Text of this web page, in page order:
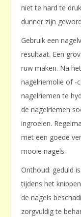
niet te hard te
dunner zijn
Gebruik een
resultaat. Een
ruw maken. Na
nagelriemolie of -
nagelriemen te
de nagelriemen
ingroeien.
met een goede
mooie nagels.
Onthoud: geduld
tijdens het
de nagels
zorgvuldig te